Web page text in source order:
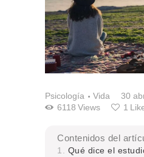
Psicología Vida
30
6118 Views 1
Contenidos del
Qué dice el